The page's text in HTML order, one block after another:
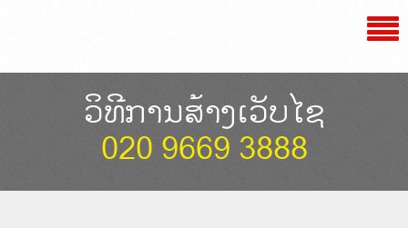
ວິທີການສ້າງເວັບໄຊ
020 9669 3888